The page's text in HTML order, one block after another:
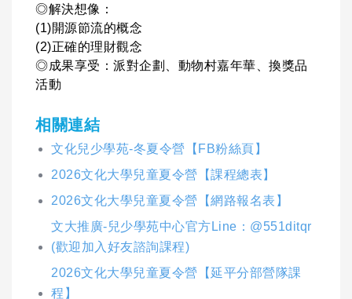
◎解決想像：
(1)開源節流的概念
(2)正確的理財觀念
◎成果享受：派對企劃、動物村嘉年華、換獎品
活動
相關連結
文化兒少學苑-冬夏令營【FB粉絲頁】
2026文化大學兒童夏令營【課程總表】
2026文化大學兒童夏令營【網路報名表】
文大推廣-兒少學苑中心官方Line：@551ditqr
(歡迎加入好友諮詢課程)
2026文化大學兒童夏令營【延平分部營隊課
程】